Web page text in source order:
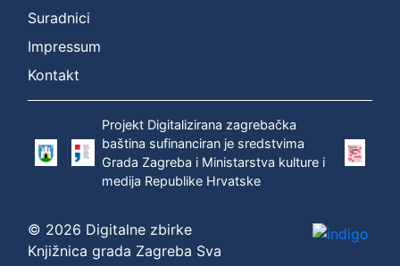
Suradnici
Impressum
Kontakt
Projekt Digitalizirana zagrebačka
baština sufinanciran je sredstvima
Grada Zagreba i Ministarstva kulture i
medija Republike Hrvatske
© 2026 Digitalne zbirke
Knjižnica grada Zagreba Sva